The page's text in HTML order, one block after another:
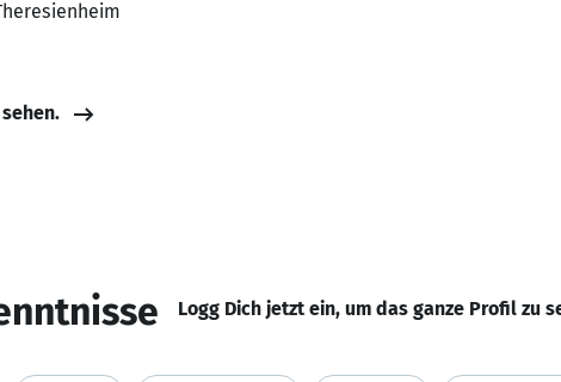
Logg Dich jetzt ein, um das ganze Profil zu